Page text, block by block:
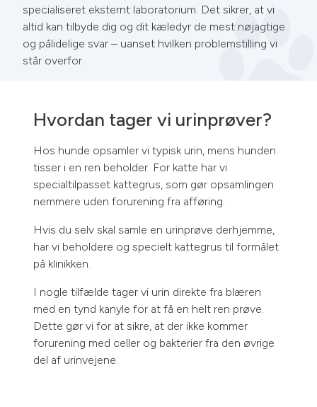
specialiseret eksternt laboratorium. Det sikrer, at vi
altid kan tilbyde dig og dit kæledyr de mest nøjagtige
og pålidelige svar – uanset hvilken problemstilling vi
står overfor.
Hvordan tager vi urinprøver?
Hos hunde opsamler vi typisk urin, mens hunden
tisser i en ren beholder. For katte har vi
specialtilpasset kattegrus, som gør opsamlingen
nemmere uden forurening fra afføring.
Hvis du selv skal samle en urinprøve derhjemme,
har vi beholdere og specielt kattegrus til formålet
på klinikken.
I nogle tilfælde tager vi urin direkte fra blæren
med en tynd kanyle for at få en helt ren prøve.
Dette gør vi for at sikre, at der ikke kommer
forurening med celler og bakterier fra den øvrige
del af urinvejene.